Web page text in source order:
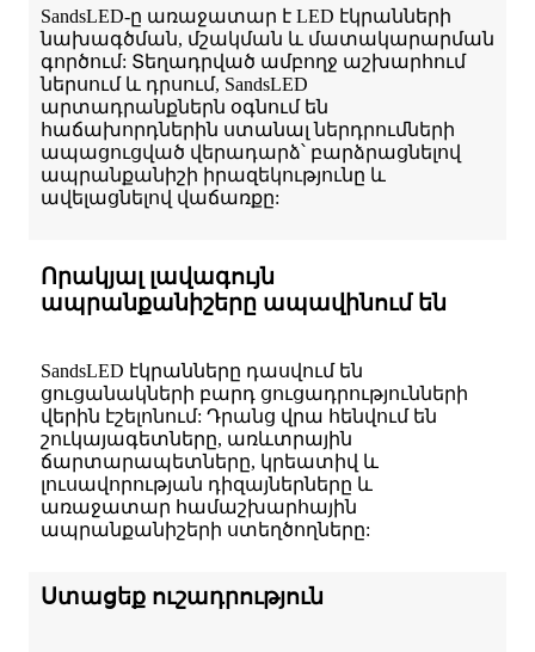
SandsLED-ը առաջատար է LED էկրանների
նախագծման, մշակման և մատակարարման
գործում: Տեղադրված ամբողջ աշխարհում
ներսում և դրսում, SandsLED
արտադրանքներն օգնում են
հաճախորդներին ստանալ ներդրումների
ապացուցված վերադարձ՝ բարձրացնելով
ապրանքանիշի իրազեկությունը և
ավելացնելով վաճառքը:
Որակյալ լավագույն
ապրանքանիշերը ապավինում են
SandsLED էկրանները դասվում են
ցուցանակների բարդ ցուցադրությունների
վերին էշելոնում: Դրանց վրա հենվում են
շուկայագետները, առևտրային
ճարտարապետները, կրեատիվ և
լուսավորության դիզայներները և
առաջատար համաշխարհային
ապրանքանիշերի ստեղծողները:
Ստացեք ուշադրություն